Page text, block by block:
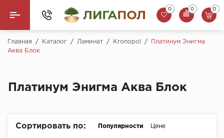
Назад
Кварцвинил (LVT)
SPC Ламинат
0 0 0
Главная / Каталог / Ламинат / Kronopol /
Платинум Энигма
Аква Блок
Платинум Энигма Аква Блок
Сортировать по: Популярности Цене